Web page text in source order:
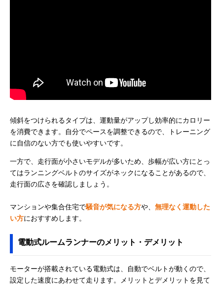
傾斜をつけられるタイプは、運動量がアップし効率的にカロリー
を消費できます。自分でペースを調整できるので、トレーニング
に自信のない方でも使いやすいです。
一方で、走行面が小さいモデルが多いため、歩幅が広い方にとっ
てはランニングベルトのサイズがネックになることがあるので、
走行面の広さを確認しましょう。
マンションや集合住宅で騒音が気になる方や、 無理なく運動した
い方におすすめします。
電動式ルームランナーのメリット・デメリット
モーターが搭載されている電動式は、自動でベルトが動くので、
設定した速度にあわせて走ります。メリットとデメリットを見て